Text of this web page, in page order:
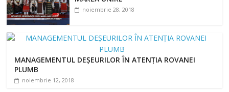
noiembrie 28, 2018
MANAGEMENTUL DEȘEURILOR ÎN ATENȚIA ROVANEI
PLUMB
noiembrie 12, 2018